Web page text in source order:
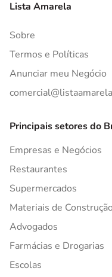
Lista Amarela
Sobre
Termos e Políticas
Anunciar meu Negócio
Principais setores do
Empresas e Negócios
Restaurantes
Supermercados
Materiais de Construção
Advogados
Farmácias e Drogarias
Escolas